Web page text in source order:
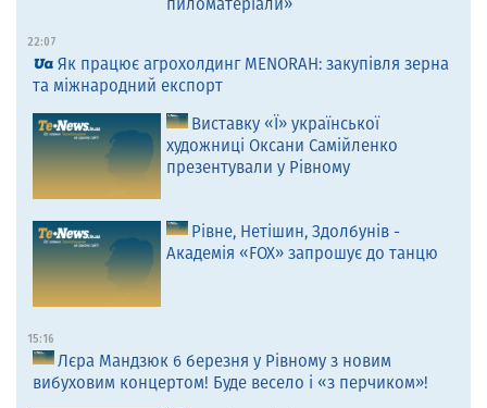
пиломатеріали»
22:07
Як працює агрохолдинг MENORAH: закупівля зерна
та міжнародний експорт
Виставку «Ї» української
художниці Оксани Самійленко
презентували у Рівному
Рівне, Нетішин, Здолбунів -
Академія «FOX» запрошує до танцю
15:16
Лєра Мандзюк 6 березня у Рівному з новим
вибуховим концертом! Буде весело і «з перчиком»!